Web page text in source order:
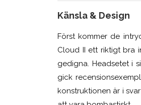
Känsla & Design
Först kommer de
Cloud II ett riktigt bra
gedigna. Headsetet i
gick
konstruktionen är i